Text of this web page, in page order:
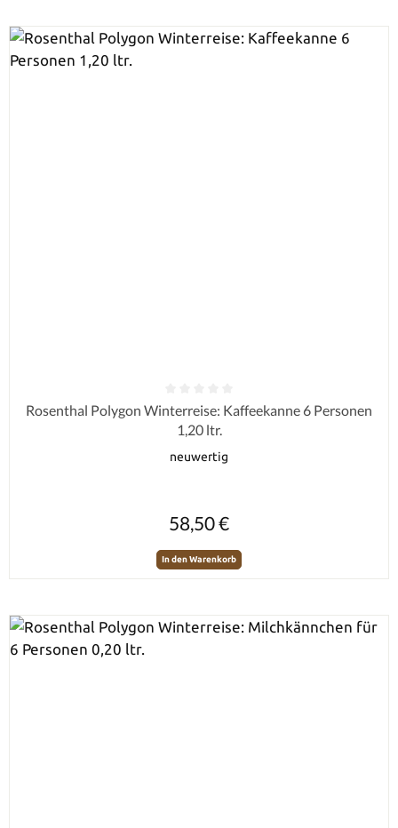
Durchschnittliche Bewertung von 0 von 5 Sternen
Rosenthal Polygon Winterreise: Kaffeekanne 6 Personen
1,20 ltr.
neuwertig
58,50 €
In den Warenkorb